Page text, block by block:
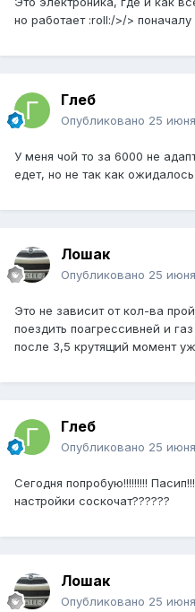
но работает :roll:/>/>
Глеб
Опубликовано 25
У меня чой то за 6000 не
едет, но не так как
Лошак
Опубликовано 25
Это не зависит от кол-ва
поездить поагрессивней и
после 3,5 крутящий момент
Глеб
Опубликовано 25
Сегодня попробую!!!!!!!!!
настройки соскочат??????
Лошак
Опубликовано 25